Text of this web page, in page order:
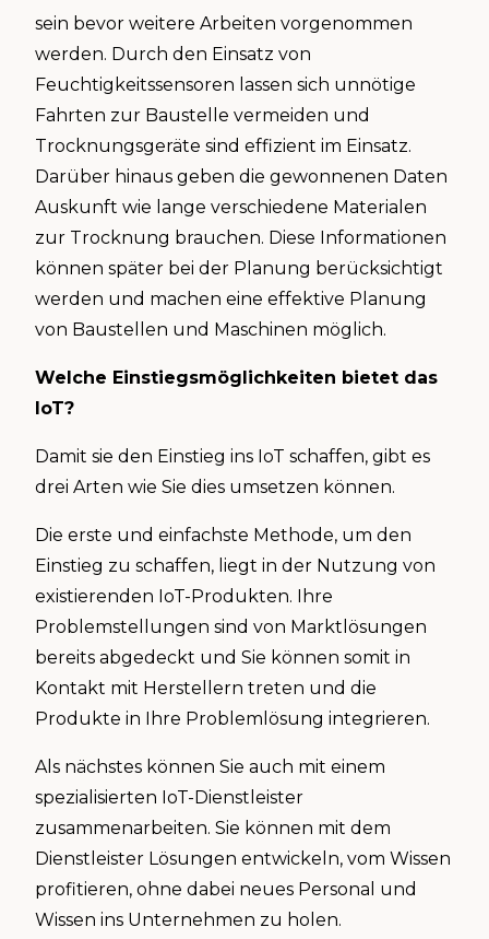
sein bevor weitere Arbeiten vorgenommen
werden. Durch den Einsatz von
Feuchtigkeitssensoren lassen sich unnötige
Fahrten zur Baustelle vermeiden und
Trocknungsgeräte sind effizient im Einsatz.
Darüber hinaus geben die gewonnenen Daten
Auskunft wie lange verschiedene Materialen
zur Trocknung brauchen. Diese Informationen
können später bei der Planung berücksichtigt
werden und machen eine effektive Planung
von Baustellen und Maschinen möglich.
Welche Einstiegsmöglichkeiten bietet das
IoT?
Damit sie den Einstieg ins IoT schaffen, gibt es
drei Arten wie Sie dies umsetzen können.
Die erste und einfachste Methode, um den
Einstieg zu schaffen, liegt in der Nutzung von
existierenden IoT-Produkten. Ihre
Problemstellungen sind von Marktlösungen
bereits abgedeckt und Sie können somit in
Kontakt mit Herstellern treten und die
Produkte in Ihre Problemlösung integrieren.
Als nächstes können Sie auch mit einem
spezialisierten IoT-Dienstleister
zusammenarbeiten. Sie können mit dem
Dienstleister Lösungen entwickeln, vom Wissen
profitieren, ohne dabei neues Personal und
Wissen ins Unternehmen zu holen.